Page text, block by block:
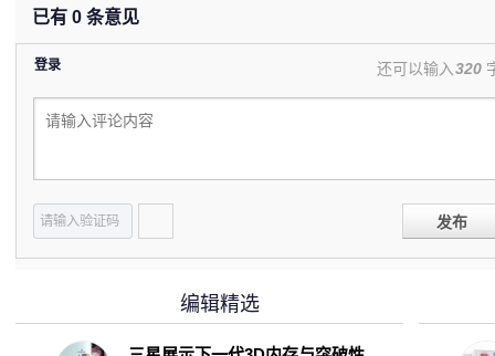
已有 0 条意见
登录 还可以输入320
发布
编辑精选